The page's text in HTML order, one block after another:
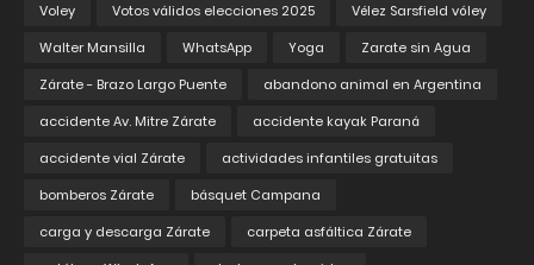
Voley
Votos válidos elecciones 2025
Vélez Sarsfield vóley
Walter Mansilla
WhatsApp Yoga
Zarate sin Agua
Zárate - Brazo Largo Puente
abandono animal en Argentina
accidente Av. Mitre Zárate
accidente kayak Paraná
accidente vial Zárate
actividades infantiles gratuitas
bomberos Zárate
básquet Campana
carga y descarga Zárate
carpeta asfáltica Zárate